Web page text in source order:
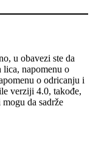
u obavezi ste da
lica, napomenu o
o odricanju i
verziji 4.0, takođe,
da sadrže